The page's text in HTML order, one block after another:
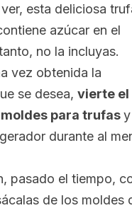
esta deliciosa
azúcar en el
no la incluyas.
vez obtenida la
se desea, vierte el
para trufasy
durante al
pasado el tiempo,
de los moldes